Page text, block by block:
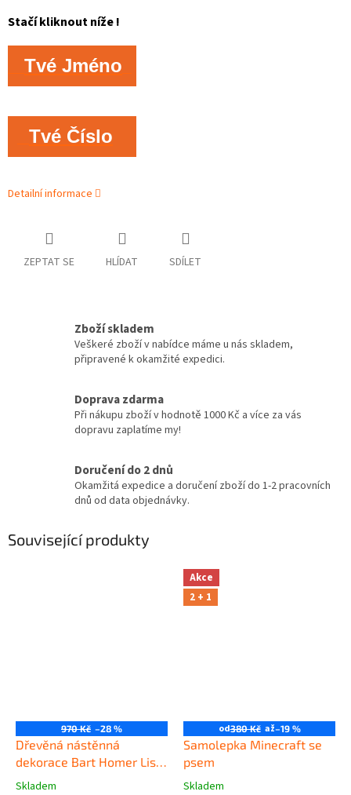
Stačí kliknout níže !
Tvé Jméno
Tvé Číslo
Detailní informace
ZEPTAT SE HLÍDAT SDÍLET
Zboží skladem
Veškeré zboží v nabídce máme u nás skladem,
připravené k okamžité expedici.
Doprava zdarma
Při nákupu zboží v hodnotě 1000 Kč a více za vás
dopravu zaplatíme my!
Doručení do 2 dnů
Okamžitá expedice a doručení zboží do 1-2 pracovních
dnů od data objednávky.
Související produkty
970 Kč –28 %
Dřevěná nástěnná
dekorace Bart Homer Lisa
Simpsonovi
Skladem
Akce
2 + 1
od380 Kč až–19 %
Samolepka Minecraft se
psem
Skladem